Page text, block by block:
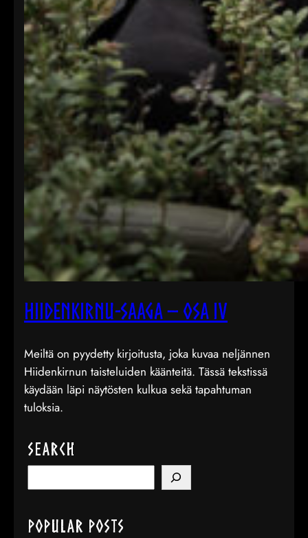
Hiidenkirnu-saaga – osa IV
Meiltä on pyydetty kirjoitusta, joka kuvaa neljännen
Hiidenkirnun taisteluiden käänteitä. Tässä tekstissä
käydään läpi näytösten kulkua sekä tapahtuman
tuloksia.
Search
e
r
Popular Posts